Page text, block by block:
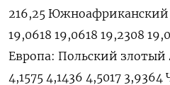
216,25 Южноафриканский
19,0618 19,0618 19,2308
Европа: Польский злотый
4,1575 4,1436 4,5017